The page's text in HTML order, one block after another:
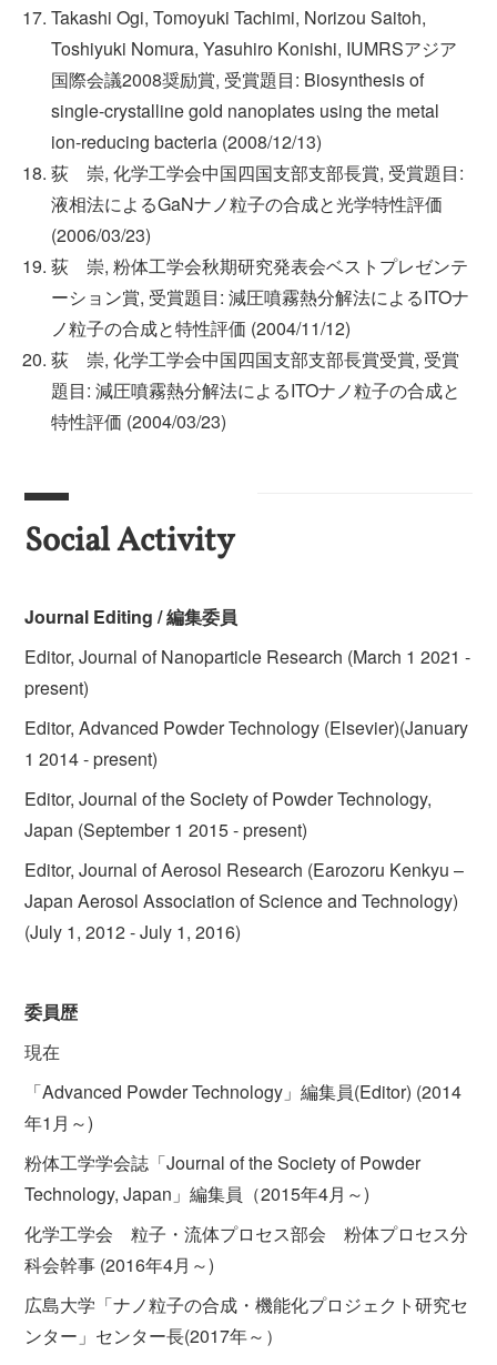
Takashi Ogi, Tomoyuki Tachimi, Norizou Saitoh,
Toshiyuki Nomura, Yasuhiro Konishi, IUMRSアジア
国際会議2008奨励賞, 受賞題目: Biosynthesis of
single-crystalline gold nanoplates using the metal
ion-reducing bacteria (2008/12/13)
荻 崇, 化学工学会中国四国支部支部長賞, 受賞題目:
液相法によるGaNナノ粒子の合成と光学特性評価
(2006/03/23)
荻 崇, 粉体工学会秋期研究発表会ベストプレゼンテ
ーション賞, 受賞題目: 減圧噴霧熱分解法によるITOナ
ノ粒子の合成と特性評価 (2004/11/12)
荻 崇, 化学工学会中国四国支部支部長賞受賞, 受賞
題目: 減圧噴霧熱分解法によるITOナノ粒子の合成と
特性評価 (2004/03/23)
Social Activity
Journal Editing / 編集委員
Editor, Journal of Nanoparticle Research (March 1 2021 -
present)
Editor, Advanced Powder Technology (Elsevier)(January
1 2014 - present)
Editor, Journal of the Society of Powder Technology,
Japan (September 1 2015 - present)
Editor, Journal of Aerosol Research (Earozoru Kenkyu –
Japan Aerosol Association of Science and Technology)
(July 1, 2012 - July 1, 2016)
委員歴
現在
「Advanced Powder Technology」編集員(Editor) (2014
年1月～)
粉体工学学会誌「Journal of the Society of Powder
Technology, Japan」編集員（2015年4月～)
化学工学会 粒子・流体プロセス部会 粉体プロセス分
科会幹事 (2016年4月～)
広島大学「ナノ粒子の合成・機能化プロジェクト研究セ
ンター」センター長(2017年～）